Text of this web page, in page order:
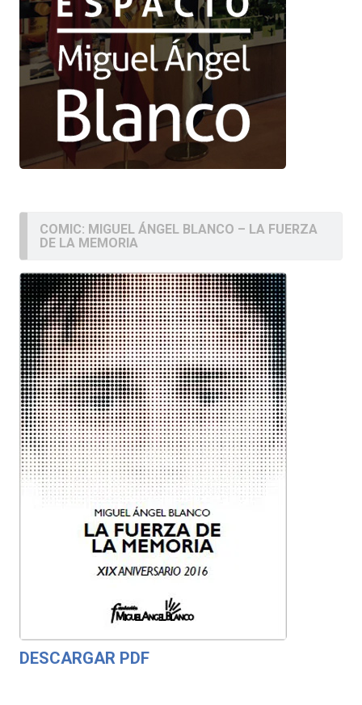
COMIC: MIGUEL ÁNGEL BLANCO – LA FUERZA
DE LA MEMORIA
DESCARGAR PDF